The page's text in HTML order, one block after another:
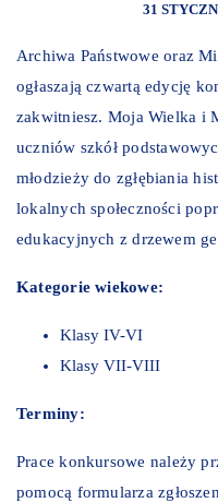
31
Archiwa Państwowe oraz
ogłaszają czwartą edycję
zakwitniesz. Moja Wielka i
uczniów szkół
młodzieży do zgłębiania
lokalnych społeczności
edukacyjnych z drzewem
Kategorie wiekowe:
Klasy IV-VI
Klasy VII-VIII
Terminy:
Prace konkursowe należy
pomocą formularza